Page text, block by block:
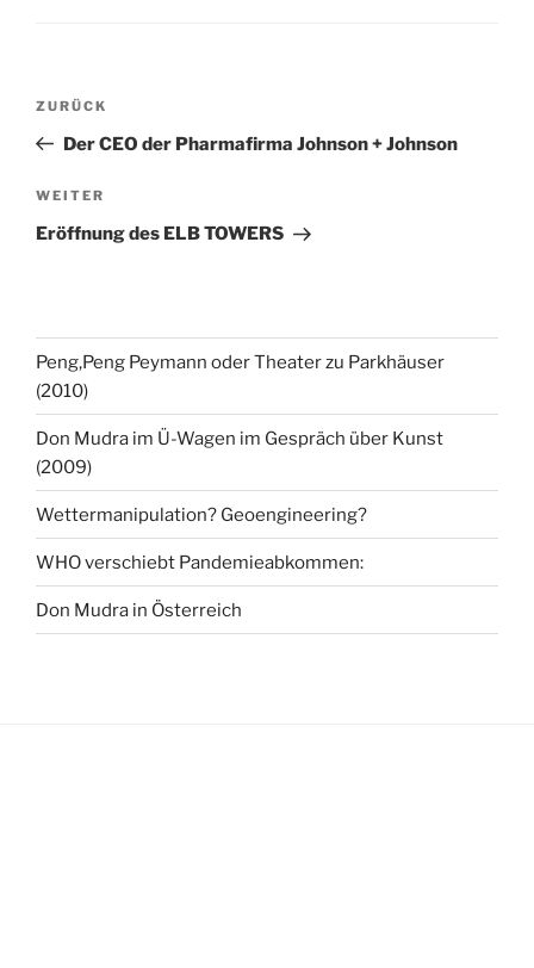
Beitragsnavigation
Vorheriger
Beitrag
ZURÜCK
Der CEO der Pharmafirma Johnson + Johnson
Nächster
Beitrag
WEITER
Eröffnung des ELB TOWERS
Peng,Peng Peymann oder Theater zu Parkhäuser
(2010)
Don Mudra im Ü-Wagen im Gespräch über Kunst
(2009)
Wettermanipulation? Geoengineering?
WHO verschiebt Pandemieabkommen:
Don Mudra in Österreich